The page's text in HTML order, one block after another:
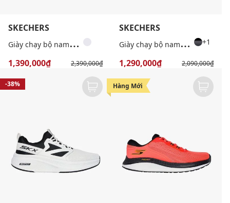
SKECHERS
G
iày chạy bộ nam GO RUN Now Starfuse
1,390,000₫ 2,390,000₫
SKECHERS
G
iày chạy bộ nam GOrun Elevate 2.0 +1
1,290,000₫ 2,090,000₫
-38% Hàng Mới
-33%